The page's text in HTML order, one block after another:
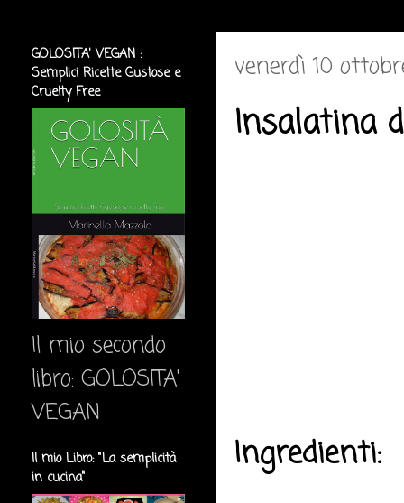
venerdì 10
Insalatina
Ingredienti:
GOLOSITA' VEGAN :
Semplici Ricette Gustose e
Cruelty Free
Il mio secondo
libro: GOLOSITA'
VEGAN
Il mio Libro: "La semplicità
in cucina"